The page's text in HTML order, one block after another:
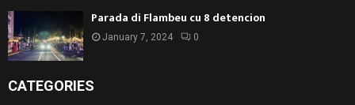
Parada di Flambeu cu 8 detencion
January 7, 2024 0
CATEGORIES